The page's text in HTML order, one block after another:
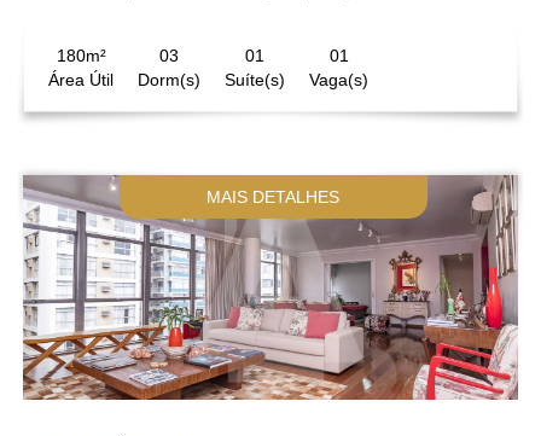
180m²
Área Útil
03
Dorm(s)
01
Suíte(s)
01
Vaga(s)
MAIS DETALHES